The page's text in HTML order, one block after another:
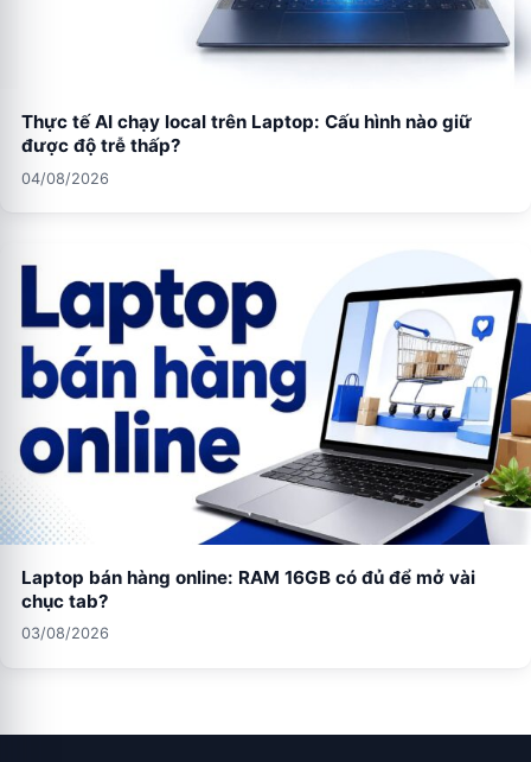
Thực tế AI chạy local trên Laptop: Cấu hình nào giữ
được độ trễ thấp?
04/08/2026
Laptop bán hàng online: RAM 16GB có đủ để mở vài
chục tab?
03/08/2026